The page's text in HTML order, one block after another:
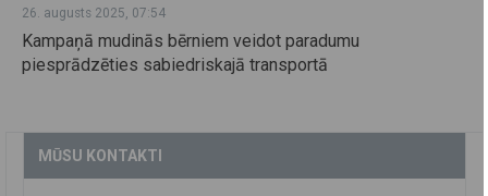
26. augusts 2025, 07:54
Kampaņā mudinās bērniem veidot paradumu
piesprādzēties sabiedriskajā transportā
MŪSU KONTAKTI